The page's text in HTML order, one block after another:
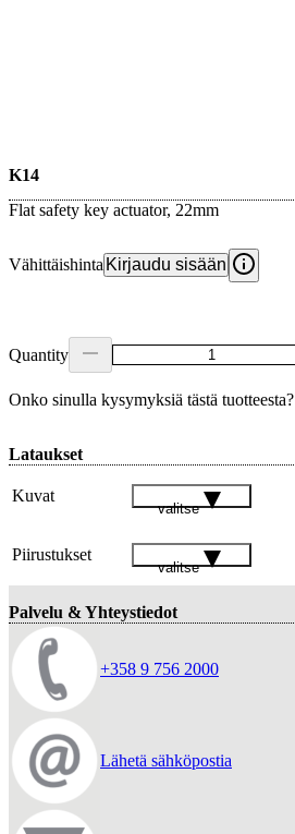
K14
Flat safety key actuator, 22mm
Vähittäishinta Kirjaudu sisään
Quantity
Onko sinulla kysymyksiä tästä tuotteesta?
Lataukset
Kuvat
valitse
Piirustukset
valitse
Palvelu & Yhteystiedot
+358 9 756 2000
Lähetä sähköpostia